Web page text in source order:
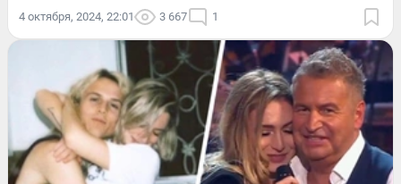
4 октября, 2024, 22:01 3 667 1